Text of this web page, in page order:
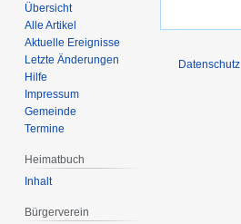
Übersicht
Alle Artikel
Aktuelle Ereignisse
Letzte Änderungen
Hilfe
Impressum
Gemeinde
Termine
Heimatbuch
Inhalt
Bürgerverein
Datenschutz